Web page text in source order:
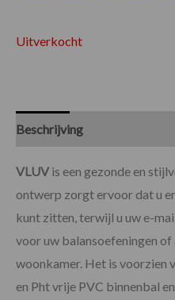
Uitverkocht
Beschrijving
VLUVis een gezonde en
ontwerp zorgt ervoor dat u
kunt zitten, terwijl u uw e-
voor uw balansoefeningen
woonkamer. Het is voorzien
en Pht vrije PVC binnenbal